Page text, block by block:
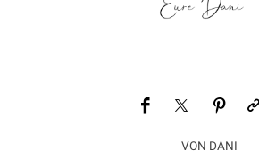
VON DANI